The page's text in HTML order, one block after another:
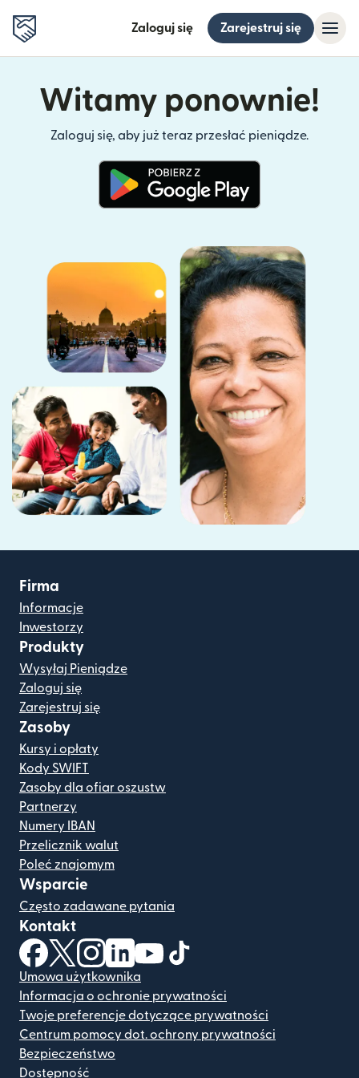
Zaloguj się Zarejestruj się
Witamy ponownie!
Zaloguj się, aby już teraz przesłać pieniądze.
Firma
Informacje
Inwestorzy
Produkty
Wysyłaj Pieniądze
Zaloguj się
Zarejestruj się
Zasoby
Kursy i opłaty
Kody SWIFT
Zasoby dla ofiar oszustw
Partnerzy
Numery IBAN
Przelicznik walut
Poleć znajomym
Wsparcie
Często zadawane pytania
Kontakt
(otwiera się w nowym oknie)
(otwiera się w nowym oknie)
(otwiera się w nowym oknie)
(otwiera się w nowym oknie)
(otwiera się w nowym oknie)
Umowa użytkownika
Informacja o ochronie prywatności
Twoje preferencje dotyczące prywatności
Centrum pomocy dot. ochrony prywatności
Bezpieczeństwo
Dostępność